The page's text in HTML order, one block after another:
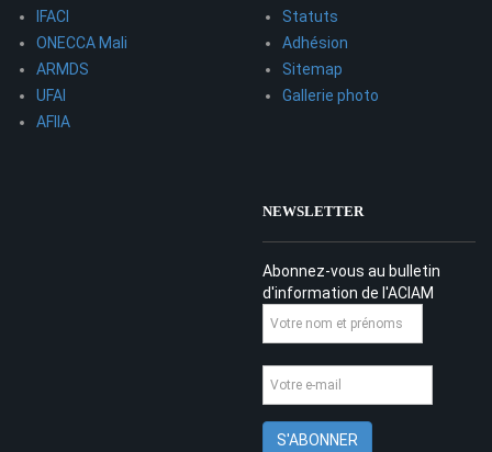
IFACI
ONECCA Mali
ARMDS
UFAI
AFIIA
Statuts
Adhésion
Sitemap
Gallerie photo
NEWSLETTER
Abonnez-vous au bulletin
d'information de l'ACIAM